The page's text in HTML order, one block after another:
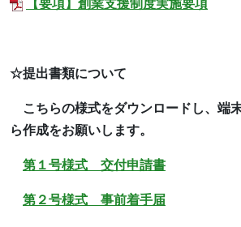
【要項】創業支援制度実施要項
☆提出書類について
こちらの様式をダウンロードし、端
ら作成をお願いします。
第１号様式 交付申請書
第２号様式 事前着手届